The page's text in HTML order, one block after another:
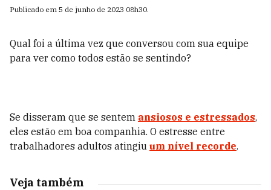
Publicado em 5 de junho de 2023 08h30.
Qual foi a última vez que conversou com sua equipe
para ver como todos estão se sentindo?
Se disseram que se sentem ansiosos e estressados,
eles estão em boa companhia. O estresse entre
trabalhadores adultos atingiu um nível recorde.
Veja também